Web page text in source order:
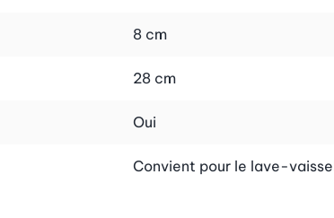
8 cm
28 cm
Oui
Convient pour le lave-